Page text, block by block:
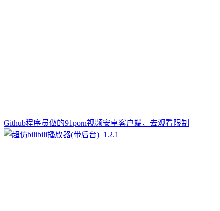
Github程序员做的91porn视频安卓客户端，去观看限制